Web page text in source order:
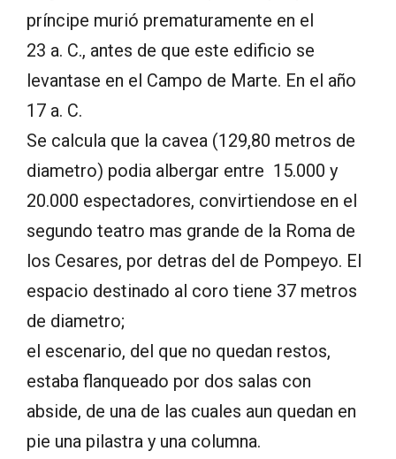
príncipe murió prematuramente en el
23 a. C., antes de que este edificio se
levantase en el Campo de Marte. En el año
17 a. C.
Se calcula que la cavea (129,80 metros de
diametro) podia albergar entre 15.000 y
20.000 espectadores, convirtiendose en el
segundo teatro mas grande de la Roma de
los Cesares, por detras del de Pompeyo. El
espacio destinado al coro tiene 37 metros
de diametro;
el escenario, del que no quedan restos,
estaba flanqueado por dos salas con
abside, de una de las cuales aun quedan en
pie una pilastra y una columna.